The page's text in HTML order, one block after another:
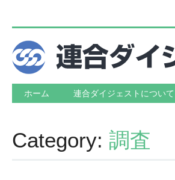
Main menu
Skip to content
ホーム 連合ダイジェストについて
Category: 調査